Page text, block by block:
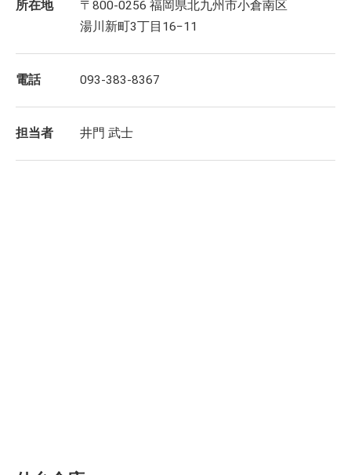
所在地
〒800-0256 福岡県北九州市小倉南区
湯川新町3丁目16−11
電話 093-383-8367
担当者 井門 武士